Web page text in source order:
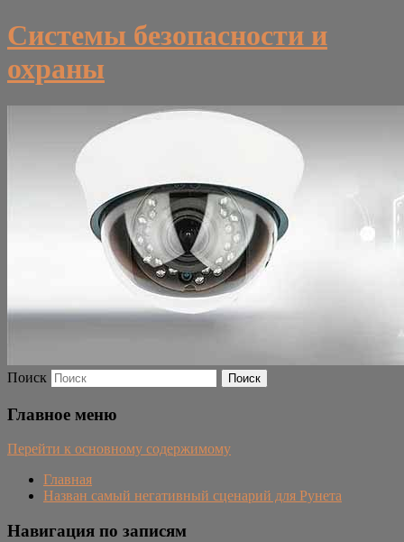
Системы безопасности и
охраны
Поиск
Главное меню
Перейти к основному содержимому
Главная
Назван самый негативный сценарий для Рунета
Навигация по записям